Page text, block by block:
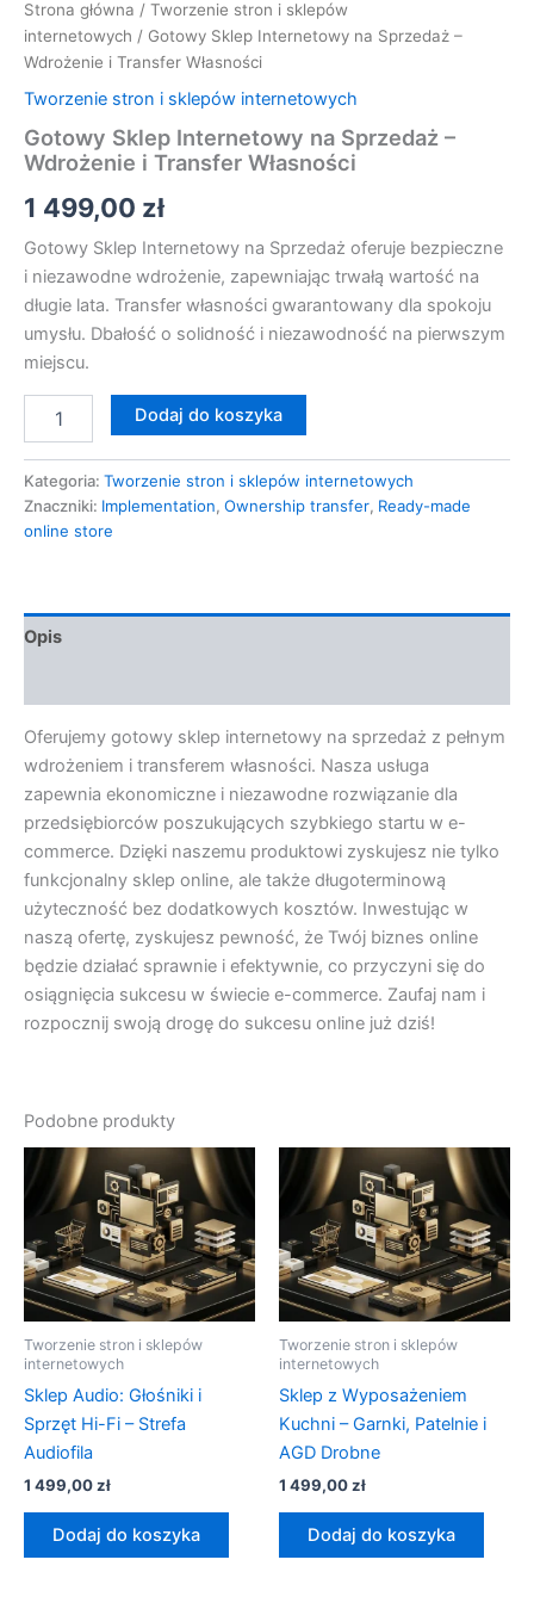
Strona główna / Tworzenie stron i sklepów
internetowych / Gotowy Sklep Internetowy na Sprzedaż –
Wdrożenie i Transfer Własności
Tworzenie stron i sklepów internetowych
Gotowy Sklep Internetowy na Sprzedaż –
Wdrożenie i Transfer Własności
1 499,00 zł
Gotowy Sklep Internetowy na Sprzedaż oferuje bezpieczne
i niezawodne wdrożenie, zapewniając trwałą wartość na
długie lata. Transfer własności gwarantowany dla spokoju
umysłu. Dbałość o solidność i niezawodność na pierwszym
miejscu.
Dodaj do koszyka
Kategoria: Tworzenie stron i sklepów internetowych
Znaczniki: Implementation, Ownership transfer, Ready-made
online store
Opis
Oferujemy gotowy sklep internetowy na sprzedaż z pełnym
wdrożeniem i transferem własności. Nasza usługa
zapewnia ekonomiczne i niezawodne rozwiązanie dla
przedsiębiorców poszukujących szybkiego startu w e-
commerce. Dzięki naszemu produktowi zyskujesz nie tylko
funkcjonalny sklep online, ale także długoterminową
użyteczność bez dodatkowych kosztów. Inwestując w
naszą ofertę, zyskujesz pewność, że Twój biznes online
będzie działać sprawnie i efektywnie, co przyczyni się do
osiągnięcia sukcesu w świecie e-commerce. Zaufaj nam i
rozpocznij swoją drogę do sukcesu online już dziś!
Podobne produkty
Tworzenie stron i sklepów
internetowych
Sklep Audio: Głośniki i
Sprzęt Hi-Fi – Strefa
Audiofila
1 499,00zł
Dodaj do koszyka
Tworzenie stron i sklepów
internetowych
Sklep z Wyposażeniem
Kuchni – Garnki, Patelnie i
AGD Drobne
1 499,00zł
Dodaj do koszyka